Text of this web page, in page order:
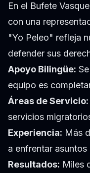
En el Bufete
con una
"Yo Peleo" refleja
defender sus
Apoyo Bilingüe:
equipo es
Áreas de Servicio:
servicios
Experiencia: Más
a enfrentar
Resultados: Miles